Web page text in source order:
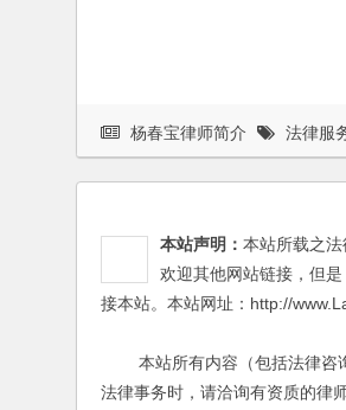
杨春宝律师简介 法律服
本站声明： 本站所载之
欢迎其他网站链接，但
接本站。本站网址：http://
本站所有内容（包括法律咨询
法律事务时，请洽询有资质的律